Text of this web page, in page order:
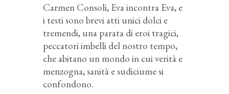
Carmen Consoli, Eva incontra Eva, e
i testi sono brevi atti unici dolci e
tremendi, una parata di eroi tragici,
peccatori imbelli del nostro tempo,
che abitano un mondo in cui verità e
menzogna, sanità e sudiciume si
confondono.